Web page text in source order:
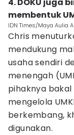
membentuk
IDN Times/Maya Aulia
Chris
mendukung
usaha sendiri
menengah
pihaknya
mengelola
berkembang,
digunakan.